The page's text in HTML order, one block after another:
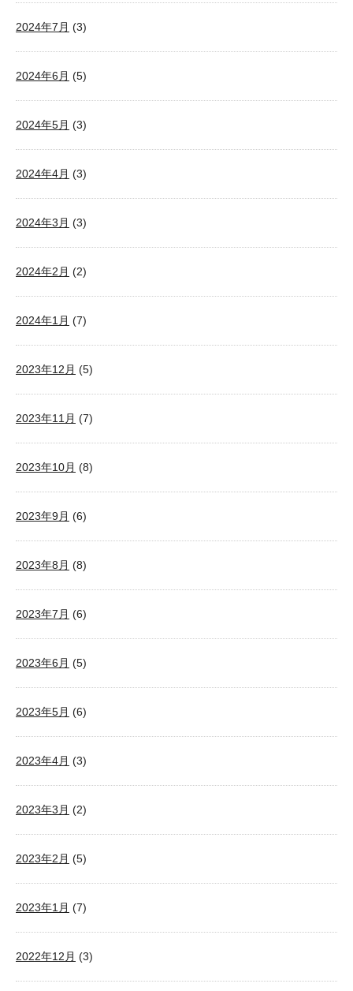
2024年7月 (3)
2024年6月 (5)
2024年5月 (3)
2024年4月 (3)
2024年3月 (3)
2024年2月 (2)
2024年1月 (7)
2023年12月 (5)
2023年11月 (7)
2023年10月 (8)
2023年9月 (6)
2023年8月 (8)
2023年7月 (6)
2023年6月 (5)
2023年5月 (6)
2023年4月 (3)
2023年3月 (2)
2023年2月 (5)
2023年1月 (7)
2022年12月 (3)